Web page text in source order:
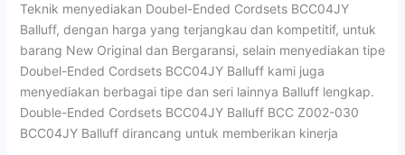
Teknik menyediakan Doubel-Ended Cordsets BCC04JY
Balluff, dengan harga yang terjangkau dan kompetitif, untuk
barang New Original dan Bergaransi, selain menyediakan tipe
Doubel-Ended Cordsets BCC04JY Balluff kami juga
menyediakan berbagai tipe dan seri lainnya Balluff lengkap.
Double-Ended Cordsets BCC04JY Balluff BCC Z002-030
BCC04JY Balluff dirancang untuk memberikan kinerja